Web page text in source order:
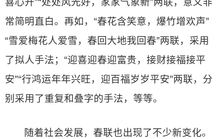
常简明直白。再如，“春花含笑意，爆竹增欢声”
“雪爱梅花人爱雪，春回大地我回春”两联，采用
了拟人手法；“迎喜迎春迎富贵，接财接福接平
安”“行鸿运年年兴旺，迎百福岁岁平安”两联，分
别采用了重复和叠字的手法，等等。
随着社会发展，春联也出现了不少新变化。